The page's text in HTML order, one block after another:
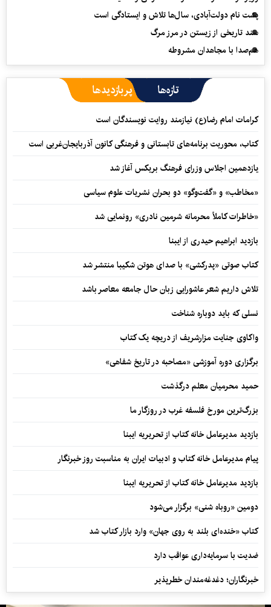
پشت نام دولت‌آبادی، سال‌ها تلاش و ایستادگی است
سند تاریخی از زیستن در مرز مرگ
هم‌صدا با مجاهدان مشروطه
تازه‌ها پربازدیدها
کرامات امام رضا(ع) نیازمند روایت نویسندگان است
کتاب، محوریت برنامه‌های تابستانی و فرهنگی کانون آذربایجان‌غربی است
یازدهمین اجلاس وزرای فرهنگ بریکس آغاز شد
«مخاطب» و «گفت‌وگو» دو بحران نشریات علوم سیاسی
«خاطرات کاملاً محرمانه شرمین نادری» رونمایی شد
بازدید ابراهیم حیدری از ایبنا
کتاب صوتی «پدرکشی» با صدای هوتن شکیبا منتشر شد
تلاش داریم شعر عاشورایی زبان حال جامعه معاصر باشد
نسلی که باید دوباره شناخت
واکاوی جنایت مزارشریف از دریچه یک کتاب
برگزاری دوره آموزشی «مصاحبه در تاریخ شفاهی»
حمید محرمیان معلم درگذشت
بزرگ‌ترین مورخ فلسفه غرب در روزگار ما
بازدید مدیرعامل خانه کتاب از تحریریه ایبنا
پیام مدیرعامل خانه کتاب و ادبیات ایران به مناسبت روز خبرنگار
بازدید مدیرعامل خانه کتاب از تحریریه ایبنا
دومین «روباه شنی» برگزار می‌شود
کتاب «خنده‌ای بلند به روی جهان» وارد بازار کتاب شد
ضدیت با سرمایه‌داری عواقب دارد
خبرنگاران؛ دغدغه‌مندان خطرپذیر